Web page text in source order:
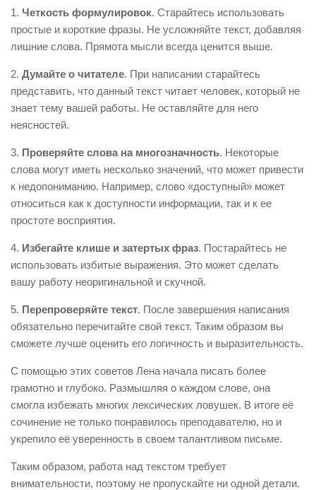
1. Четкость формулировок. Старайтесь использовать
простые и короткие фразы. Не усложняйте текст, добавляя
лишние слова. Прямота мысли всегда ценится выше.
2. Думайте о читателе. При написании старайтесь
представить, что данный текст читает человек, который не
знает тему вашей работы. Не оставляйте для него
неясностей.
3. Проверяйте слова на многозначность. Некоторые
слова могут иметь несколько значений, что может привести
к недопониманию. Например, слово «доступный» может
относиться как к доступности информации, так и к ее
простоте восприятия.
4. Избегайте клише и затертых фраз. Постарайтесь не
использовать избитые выражения. Это может сделать
вашу работу неоригинальной и скучной.
5. Перепроверяйте текст. После завершения написания
обязательно перечитайте свой текст. Таким образом вы
сможете лучше оценить его логичность и выразительность.
С помощью этих советов Лена начала писать более
грамотно и глубоко. Размышляя о каждом слове, она
смогла избежать многих лексических ловушек. В итоге её
сочинение не только понравилось преподавателю, но и
укрепило её уверенность в своем талантливом письме.
Таким образом, работа над текстом требует
внимательности, поэтому не пропускайте ни одной детали.